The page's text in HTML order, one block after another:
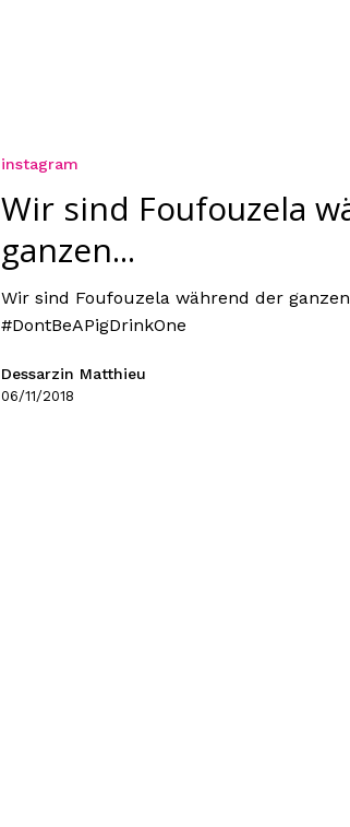
instagram
Wir sind Foufouzela
ganzen...
Wir sind Foufouzela während der ganzen
#DontBeAPigDrinkOne
Dessarzin Matthieu
06/11/2018